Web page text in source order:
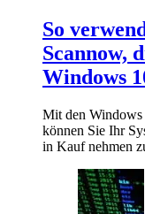
So
Scannow,
Windows
Mit den
können Sie Ihr
in Kauf nehmen